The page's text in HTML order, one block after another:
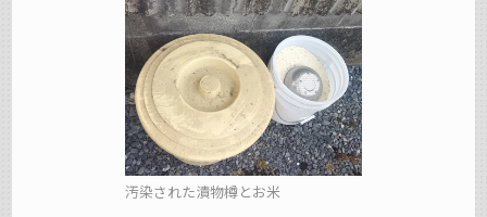
汚染された漬物樽とお米